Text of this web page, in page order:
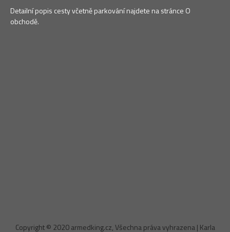
Detailní popis cesty včetně parkování najdete na stránce O
obchodě.
Copyright © 2020 armedking.cz, Všechna práva vyhrazena | Karla